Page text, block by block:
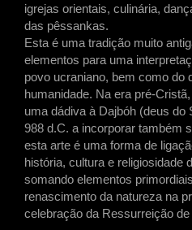
igrejas orientais, culinária,
das pêssankas.
Esta é uma tradição muito
elementos para uma
povo ucraniano, bem como do
humanidade. Na era pré-
uma dádiva à Dajbóh (deus do
988 d.C. a incorporar também
esta arte é uma forma de
história, cultura e religiosidade
somando elementos
renascimento da natureza na
celebração da Ressurreição de